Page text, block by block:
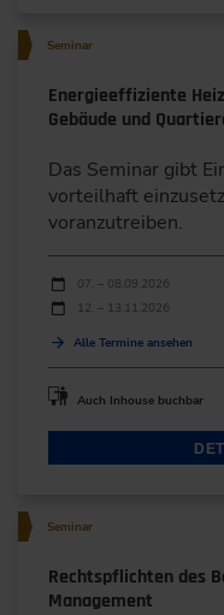
Seminar
Energieeffiziente
Gebäude und
Das Seminar gibt
vorteilhaft
voranzutreiben.
Durchführungen
Veranstaltungsdatum
07. – 08.09.2026
12. – 13.11.2026
Alle Termine ansehen
Auch Inhouse buchbar
Seminar
Rechtspflichten des
Management